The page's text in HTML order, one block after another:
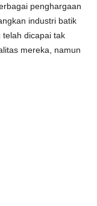
penghargaan
industri batik
telah dicapai tak
mereka, namun